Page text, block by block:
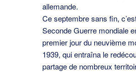
allemande.
Ce septembre sans ﬁn,
Seconde Guerre mondiale
premier jour du neuvième
1939, qui entraîna le
partage de nombreux